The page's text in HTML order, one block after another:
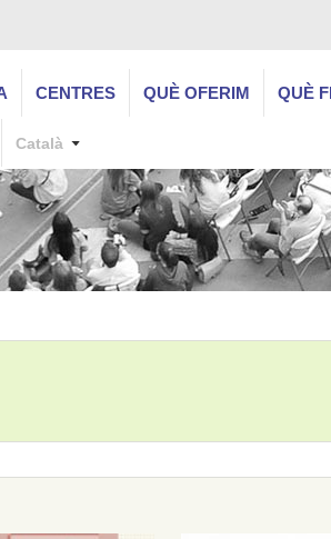
CENTRES QUÈ OFERIM QUÈ
Català